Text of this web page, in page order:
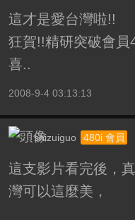
這才是愛台灣啦!!
狂賀!!精研突破會員
喜..
2008-9-4 03:13:13
shizuiguo 480i 會員
這支影片看完後，
灣可以這麼美，